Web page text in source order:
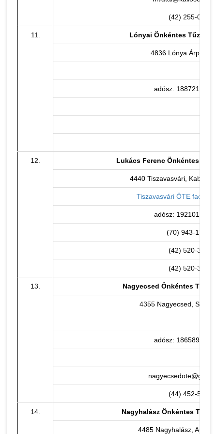
(42) 255-023
11. Lónyai Önkéntes Tűzoltó
4836 Lónya Árpád u.
adósz: 18872147-
12. Lukács Ferenc Önkéntes
4440 Tiszavasvári, Kabay
Tiszavasvári ÖTE
adósz: 19210104-
(70) 943-1709
(42) 520-304
(42) 520-305
13. Nagyecsed Önkéntes
4355 Nagyecsed,
adósz: 18658938-
(44) 452-500
14. Nagyhalász Önkéntes
4485 Nagyhalász, Arany